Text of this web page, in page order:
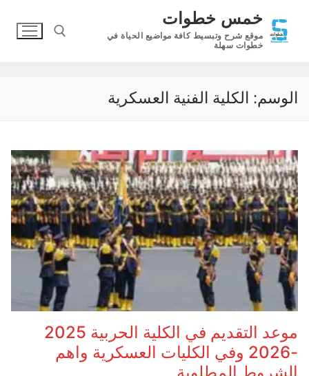
المحتوى
خمس خطوات
موقع شرح وتبسيط كافة مواضيع الحياة في
خطوات سهلة
الوسم: الكلية الفنية العسكرية
موعد التقديم في الكلية الحربية 2025
-2026 وفي الكليات العسكرية واهم